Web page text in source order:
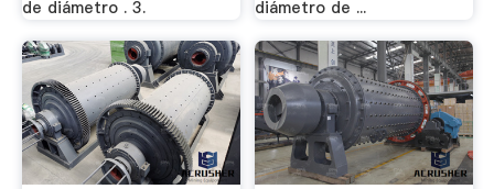
de diámetro . 3.
diámetro de ...